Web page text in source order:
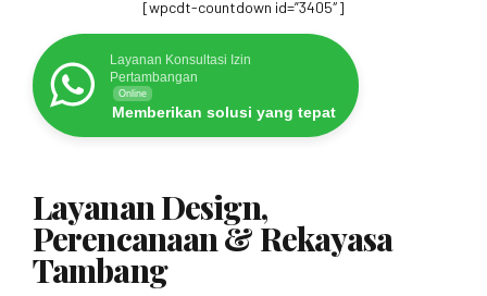
[wpcdt-countdown id=”3405″]
Layanan Konsultasi Izin
Pertambangan
Online
Memberikan solusi yang tepat
Layanan Design,
Perencanaan & Rekayasa
Tambang